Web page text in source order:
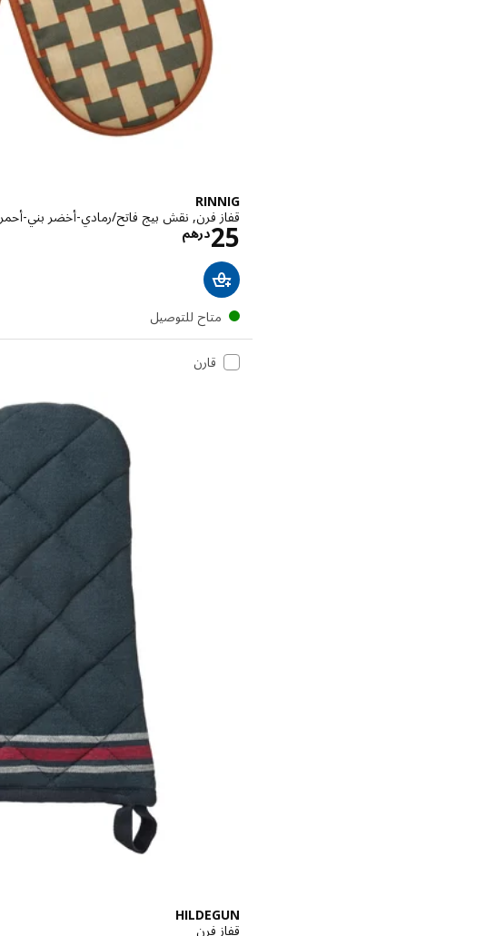
RINNIG
قفاز فرن, نقش بيج فاتح/رمادي-أخضر بني-أحمر
درهم25 الاسعار درهم 25
متاح للتوصيل
قارن
HILDEGUN
قفاز فرن